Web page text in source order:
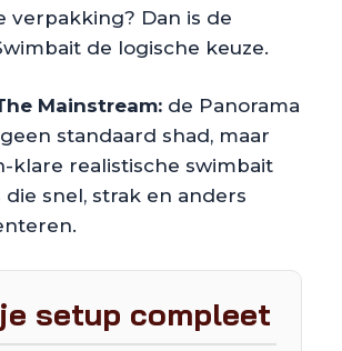
verpakking? Dan is de
de logische keuze.
Mainstream: de Panorama
standaard shad, maar
klare realistische swimbait
die snel, strak en anders
setup compleet